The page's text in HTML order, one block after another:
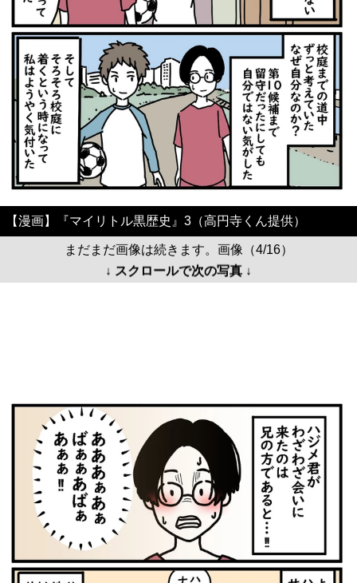
【漫画】『マイリトル黒歴史』3（高円寺くん提供）
まだまだ画像は続きます。画像（4/16）
↓ スクロールで次の写真 ↓